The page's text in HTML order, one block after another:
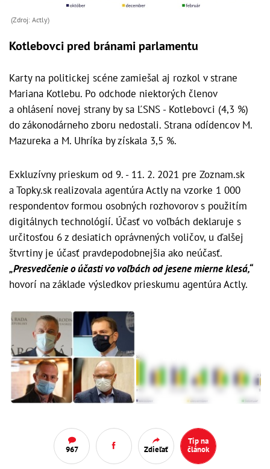
(Zdroj: Actly)
Kotlebovci pred bránami parlamentu
Karty na politickej scéne zamiešal aj rozkol v strane
Mariana Kotlebu. Po odchode niektorých členov
a ohlásení novej strany by sa ĽSNS - Kotlebovci (4,3 %)
do zákonodárneho zboru nedostali. Strana odídencov M.
Mazureka a M. Uhríka by získala 3,5 %.
Exkluzívny prieskum od 9. - 11. 2. 2021 pre Zoznam.sk
a Topky.sk realizovala agentúra Actly na vzorke 1 000
respondentov formou osobných rozhovorov s použitím
digitálnych technológií. Účasť vo voľbách deklaruje s
určitosťou 6 z desiatich oprávnených voličov, u ďalšej
štvrtiny je účasť pravdepodobnejšia ako neúčasť.
„Presvedčenie o účasti vo voľbách od jesene mierne klesá,“
hovorí na základe výsledkov prieskumu agentúra Actly.
967 Zdieľať
Tip na
článok